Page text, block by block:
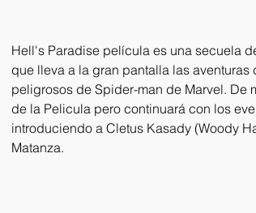
Hell's Paradise película es una secuela
que lleva a la gran pantalla las
peligrosos de Spider-man de Marvel. De
de la Pelicula pero continuará con los
introduciendo a Cletus Kasady (Woody
Matanza.